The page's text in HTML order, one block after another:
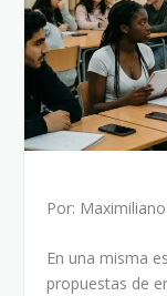
Por:
En una misma
propuestas de